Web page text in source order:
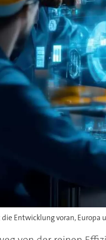
Entwicklung voran, Europa